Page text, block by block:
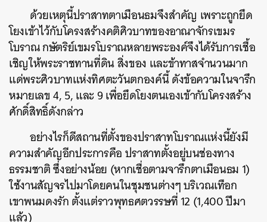
ด้วยเหตุนี้ปราสาทตาเมือนธมจึงสำคัญ เพราะถูกยึด
โยงเข้าไว้กับโครงสร้างคติศิวบาทของอาณาจักรเขมร
โบราณ กษัตริย์เขมรโบราณหลายพระองค์จึงได้รับการเชื้อ
เชิญให้พระราชทานที่ดิน สิ่งของ และข้าทาสจำนวนมาก
แด่พระศิวบาทแห่งทิศตะวันตกองค์นี้ ดังข้อความในจารึก
หมายเลข 4, 5, และ 9 เพื่อยึดโยงตนเองเข้ากับโครงสร้าง
ศักดิ์สิทธิ์ดังกล่าว
อย่างไรก็ดีสถานที่ตั้งของปราสาทโบราณแห่งนี้ยังมี
ความสำคัญอีกประการคือ ปราสาทตั้งอยู่บนช่องทาง
ธรรมชาติ ซึ่งอย่างน้อย (หากเชื่อตามจารึกตาเมือนธม 1)
ใช้งานสัญจรไปมาโดยคนในชุมชนต่างๆ บริเวณเทือก
เขาพนมดงรัก ตั้งแต่ราวพุทธศตวรรษที่ 12 (1,400 ปีมา
แล้ว)